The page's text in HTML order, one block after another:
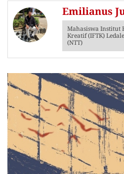
Emilianus
Mahasiswa Institut
Kreatif (IFTK)
(NTT)